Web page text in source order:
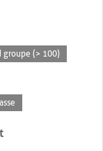
groupe (> 100)